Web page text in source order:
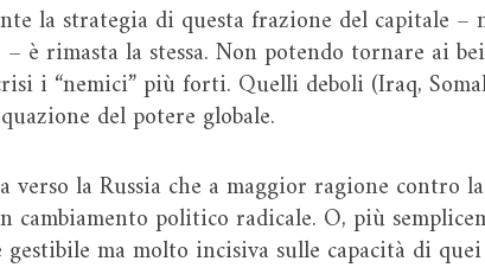
la strategia di questa frazione del capitale
è rimasta la stessa. Non potendo tornare ai
i “nemici” più forti. Quelli deboli (Iraq,
del potere globale.
verso la Russia che a maggior ragione
cambiamento politico radicale. O, più
ma molto incisiva sulle capacità di